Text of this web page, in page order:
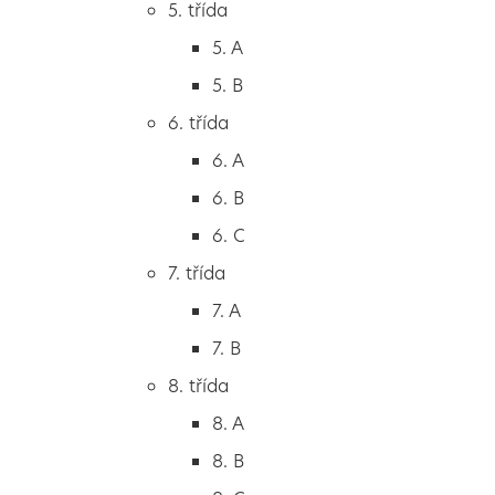
2. B
3. A
4. A
5. A
5. třída
5. A
5. B
6. třída
6. A
6. B
6. C
7. třída
7. A
7. B
8. třída
8. A
8. B